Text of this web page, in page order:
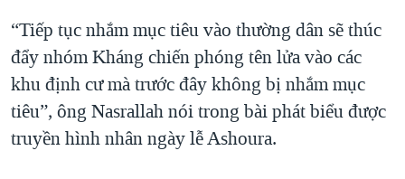
“Tiếp tục nhắm mục tiêu vào thường dân sẽ thúc
đẩy nhóm Kháng chiến phóng tên lửa vào các
khu định cư mà trước đây không bị nhắm mục
tiêu”, ông Nasrallah nói trong bài phát biểu được
truyền hình nhân ngày lễ Ashoura.